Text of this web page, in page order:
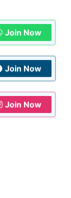
Join Now
Join Now
Join Now